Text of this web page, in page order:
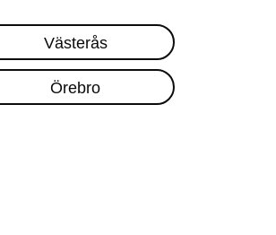
Västerås
Örebro